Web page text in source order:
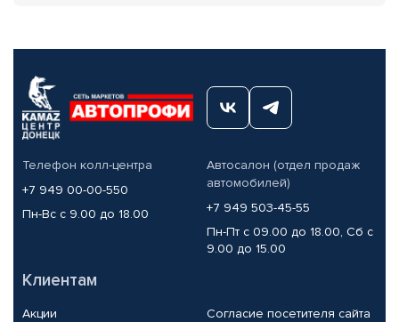
Телефон колл-центра
+7 949 00-00-550
Пн-Вс с 9.00 до 18.00
Автосалон (отдел продаж
автомобилей)
+7 949 503-45-55
Пн-Пт с 09.00 до 18.00, Сб с
9.00 до 15.00
Клиентам
Акции
Согласие посетителя сайта